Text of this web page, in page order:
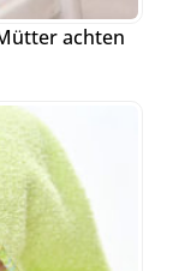
achten